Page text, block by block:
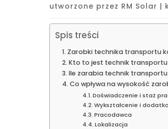
utworzone przez RM Solar |
Spis treści
Zarobki technika transportu
Kto to jest technik transportu
Ile zarabia technik transportu
Co wpływa na wysokość
Doświadczenie i staż
Wykształcenie i
Pracodawca
Lokalizacja